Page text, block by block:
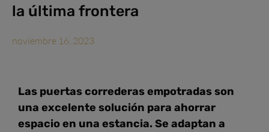
la última frontera
noviembre 16, 2023
Las puertas correderas empotradas son
una excelente solución para ahorrar
espacio en una estancia. Se adaptan a